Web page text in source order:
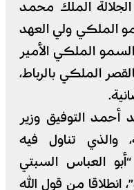
الملك محمد
الملكي ولي العهد
الملكي الأمير
الملكي بالرباط،
أحمد التوفيق وزير
والذي تناول فيه
العباس السبتي
انطلاقا من قول الله